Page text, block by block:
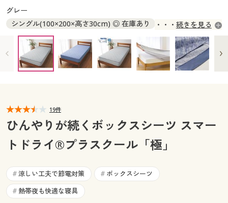
大きいサイズ 事務・制服
カタログ・チラシからのご注文
デジタルカタログ
カタログ無料プレゼント
マイページ
閲覧履歴
お気に入り
サポート
カタログ無料プレゼント
会員メニュー
閲覧履歴
お気に入り
ご利用ガイド
グレー
シングル(100×200×高さ30cm) ◎ 在庫あり
セミダブル(120×200×高さ30cm) × 完売
ダブル(140×200×高さ30cm) × 完売
続きを見る
19件
ひんやりが続くボックスシーツ スマー
トドライ®プラスクール「極」
# 涼しい工夫で節電対策 # ボックスシーツ
# 熱帯夜も快適な寝具